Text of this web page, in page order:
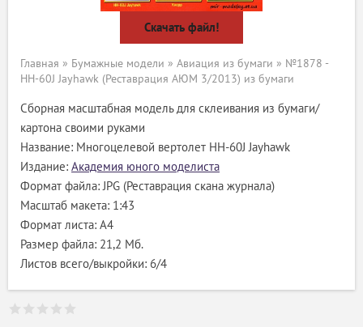
Скачать файл!
Главная » Бумажные модели » Авиация из бумаги » №1878 -
HH-60J Jayhawk (Реставрация АЮМ 3/2013) из бумаги
Сборная масштабная модель для склеивания из бумаги/
картона своими руками
Название: Многоцелевой вертолет HH-60J Jayhawk
Издание: Академия юного моделиста
Формат файла: JPG (Реставрация скана журнала)
Масштаб макета: 1:43
Формат листа: А4
Размер файла: 21,2 Мб.
Листов всего/выкройки: 6/4